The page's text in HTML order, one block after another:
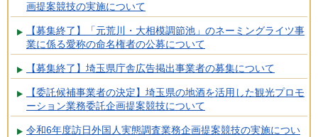
画提案競技の実施について
【募集終了】「元荒川・大相模調節池」のネーミングライツ事
業に係る愛称の命名権者の公募について
【募集終了】埼玉県庁舎広告掲出事業者の募集について
【委託候補事業者の決定】埼玉県の地酒を活用した観光プロモ
ーション業務委託企画提案競技について
令和6年度訪日外国人実態調査業務企画提案競技の実施につい